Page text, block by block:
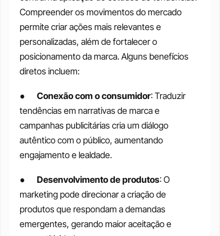
Compreender os movimentos do mercado
permite criar ações mais relevantes e
personalizadas, além de fortalecer o
posicionamento da marca. Alguns benefícios
diretos incluem:
● Conexão com o consumidor: Traduzir
tendências em narrativas de marca e
campanhas publicitárias cria um diálogo
autêntico com o público, aumentando
engajamento e lealdade.
● Desenvolvimento de produtos: O
marketing pode direcionar a criação de
produtos que respondam a demandas
emergentes, gerando maior aceitação e